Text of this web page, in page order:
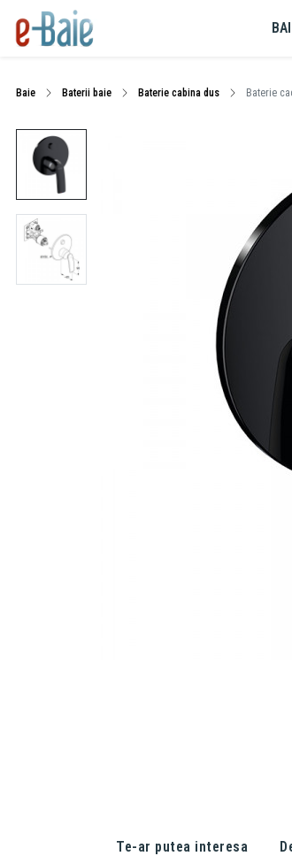
Baie Baterii baie Baterie cabina dus Baterie
Te-ar putea interesa